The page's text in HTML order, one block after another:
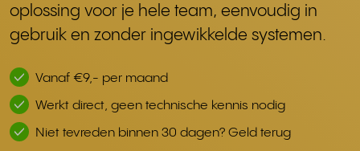
oplossing voor je hele team, eenvoudig in
gebruik en zonder ingewikkelde systemen.
Vanaf €9,- per maand
Werkt direct, geen technische kennis nodig
Niet tevreden binnen 30 dagen? Geld terug